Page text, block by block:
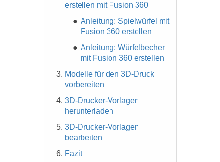
erstellen mit Fusion 360
Anleitung: Spielwürfel mit
Fusion 360 erstellen
Anleitung: Würfelbecher
mit Fusion 360 erstellen
Modelle für den 3D-Druck
vorbereiten
3D-Drucker-Vorlagen
herunterladen
3D-Drucker-Vorlagen
bearbeiten
Fazit